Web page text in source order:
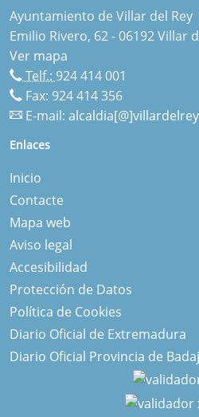
Ayuntamiento de Villar del Rey
Emilio Rivero, 62 - 06192 Villar
Ver mapa
Telf.: 924 414 001
Fax: 924 414 356
E-mail:
Enlaces
Inicio
Contacte
Mapa web
Aviso legal
Accesibilidad
Protección de Datos
Política de Cookies
Diario Oficial de Extremadura
Diario Oficial Provincia de